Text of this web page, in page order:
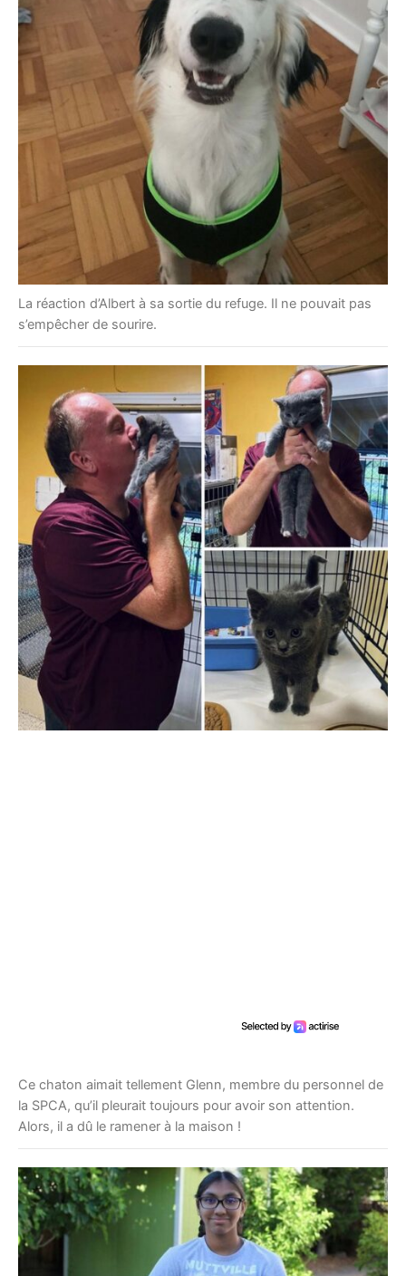
La réaction d’Albert à sa sortie du refuge. Il ne pouvait pas
s’empêcher de sourire.
Ce chaton aimait tellement Glenn, membre du personnel de
la SPCA, qu’il pleurait toujours pour avoir son attention.
Alors, il a dû le ramener à la maison !